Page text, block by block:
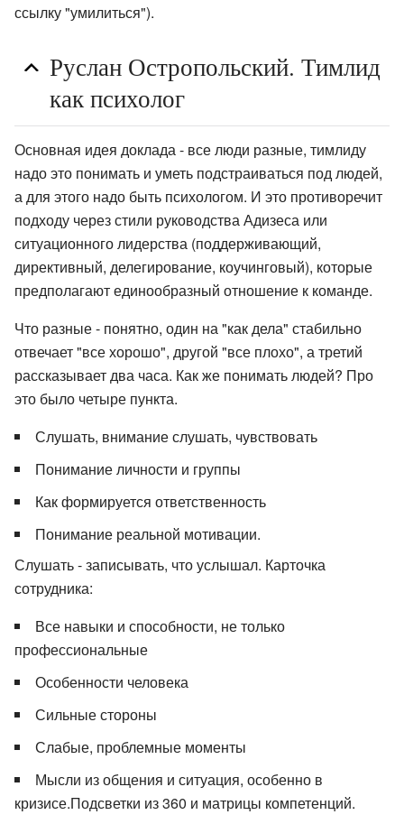
ссылку "умилиться").
Руслан Остропольский. Тимлид
как психолог
Основная идея доклада - все люди разные, тимлиду
надо это понимать и уметь подстраиваться под людей,
а для этого надо быть психологом. И это противоречит
подходу через стили руководства Адизеса или
ситуационного лидерства (поддерживающий,
директивный, делегирование, коучинговый), которые
предполагают единообразный отношение к команде.
Что разные - понятно, один на "как дела" стабильно
отвечает "все хорошо", другой "все плохо", а третий
рассказывает два часа. Как же понимать людей? Про
это было четыре пункта.
Слушать, внимание слушать, чувствовать
Понимание личности и группы
Как формируется ответственность
Понимание реальной мотивации.
Слушать - записывать, что услышал. Карточка
сотрудника:
Все навыки и способности, не только
профессиональные
Особенности человека
Сильные стороны
Слабые, проблемные моменты
Мысли из общения и ситуация, особенно в
кризисе.Подсветки из 360 и матрицы компетенций.